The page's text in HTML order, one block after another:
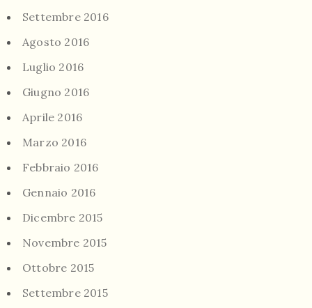
Settembre 2016
Agosto 2016
Luglio 2016
Giugno 2016
Aprile 2016
Marzo 2016
Febbraio 2016
Gennaio 2016
Dicembre 2015
Novembre 2015
Ottobre 2015
Settembre 2015